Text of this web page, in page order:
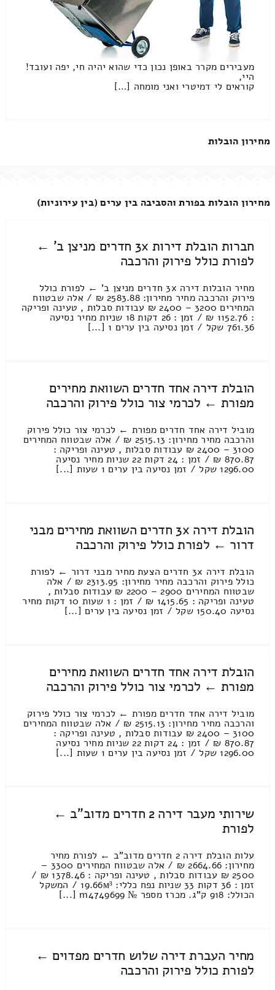
מעבירים מקרר באופן נכון כדי שהוא יהיה חי, יפה ועובד!
היי,
קוראים לי דמיטרי ואני מומחה […]
מחירון הובלות
מחירון הובלות בפורת והסביבה בין ערים (בין עירוניות)
חברות הובלת דירות 3x חדרים מניצן ב' ←
לפורת כולל פירוק והרכבה
מחיר הובלות דירה 3x חדרים מניצן ב' ← לפורת כולל
פירוק והרכבה מחיר מחירון: 2583.88 ₪ / אלה שבטווח
המחירים 3200 – 2400 ₪ עבודות סבלות , טעינה ופריקה
: 1152.76 ₪ / זמן : 26 דקות 18 שניות מחיר נסיעה
761.36 שקל / זמן נסיעה בין ערים 1 [...]
הובלת דירה אחד חדרים השוואת מחירים
מפורת ← לכרמי צור כולל פירוק והרכבה
מוביל דירה אחד חדרים מפורת ← לכרמי צור כולל פירוק
והרכבה מחיר מחירון: 2515.13 ₪ / אלה שבטווח המחירים
3100 – 2400 ₪ עבודות סבלות , טעינה ופריקה :
870.87 ₪ / זמן : 24 דקות 22 שניות מחיר נסיעה
1296.00 שקל / זמן נסיעה בין ערים 1 שעות [...]
הובלת דירה 3x חדרים השוואת מחירים מבני
דרור ← לפורת כולל פירוק והרכבה
הובלת דירה 3x חדרים הצעת מחיר מבני דרור ← לפורת
כולל פירוק והרכבה מחיר מחירון: 2313.95 ₪ / אלה
שבטווח המחירים 2900 – 2200 ₪ עבודות סבלות ,
טעינה ופריקה : 1415.65 ₪ / זמן : 1 שעות 10 דקות מחיר
נסיעה 150.40 שקל / זמן נסיעה בין ערים [...]
הובלת דירה אחד חדרים השוואת מחירים
מפורת ← לכרמי צור כולל פירוק והרכבה
מוביל דירה אחד חדרים מפורת ← לכרמי צור כולל פירוק
והרכבה מחיר מחירון: 2515.13 ₪ / אלה שבטווח המחירים
3100 – 2400 ₪ עבודות סבלות , טעינה ופריקה :
870.87 ₪ / זמן : 24 דקות 22 שניות מחיר נסיעה
1296.00 שקל / זמן נסיעה בין ערים 1 שעות [...]
שירותי מעבר דירה 2 חדרים מדוב"ב ←
לפורת
עלות הובלת דירה 2 חדרים מדוב"ב ← לפורת מחיר
מחירון: 2664.66 ₪ / אלה שבטווח המחירים 3300 –
2500 ₪ עבודות סבלות , טעינה ופריקה : 1378.46 ₪ /
זמן : 36 דקות 33 שניות נפח כללי: 19.66м³ / המשקל
הכולל: 918 ק”ג. מכרז מספר № m4749699 [...]
מחיר העברת דירה שלוש חדרים מפדוים ←
לפורת כולל פירוק והרכבה